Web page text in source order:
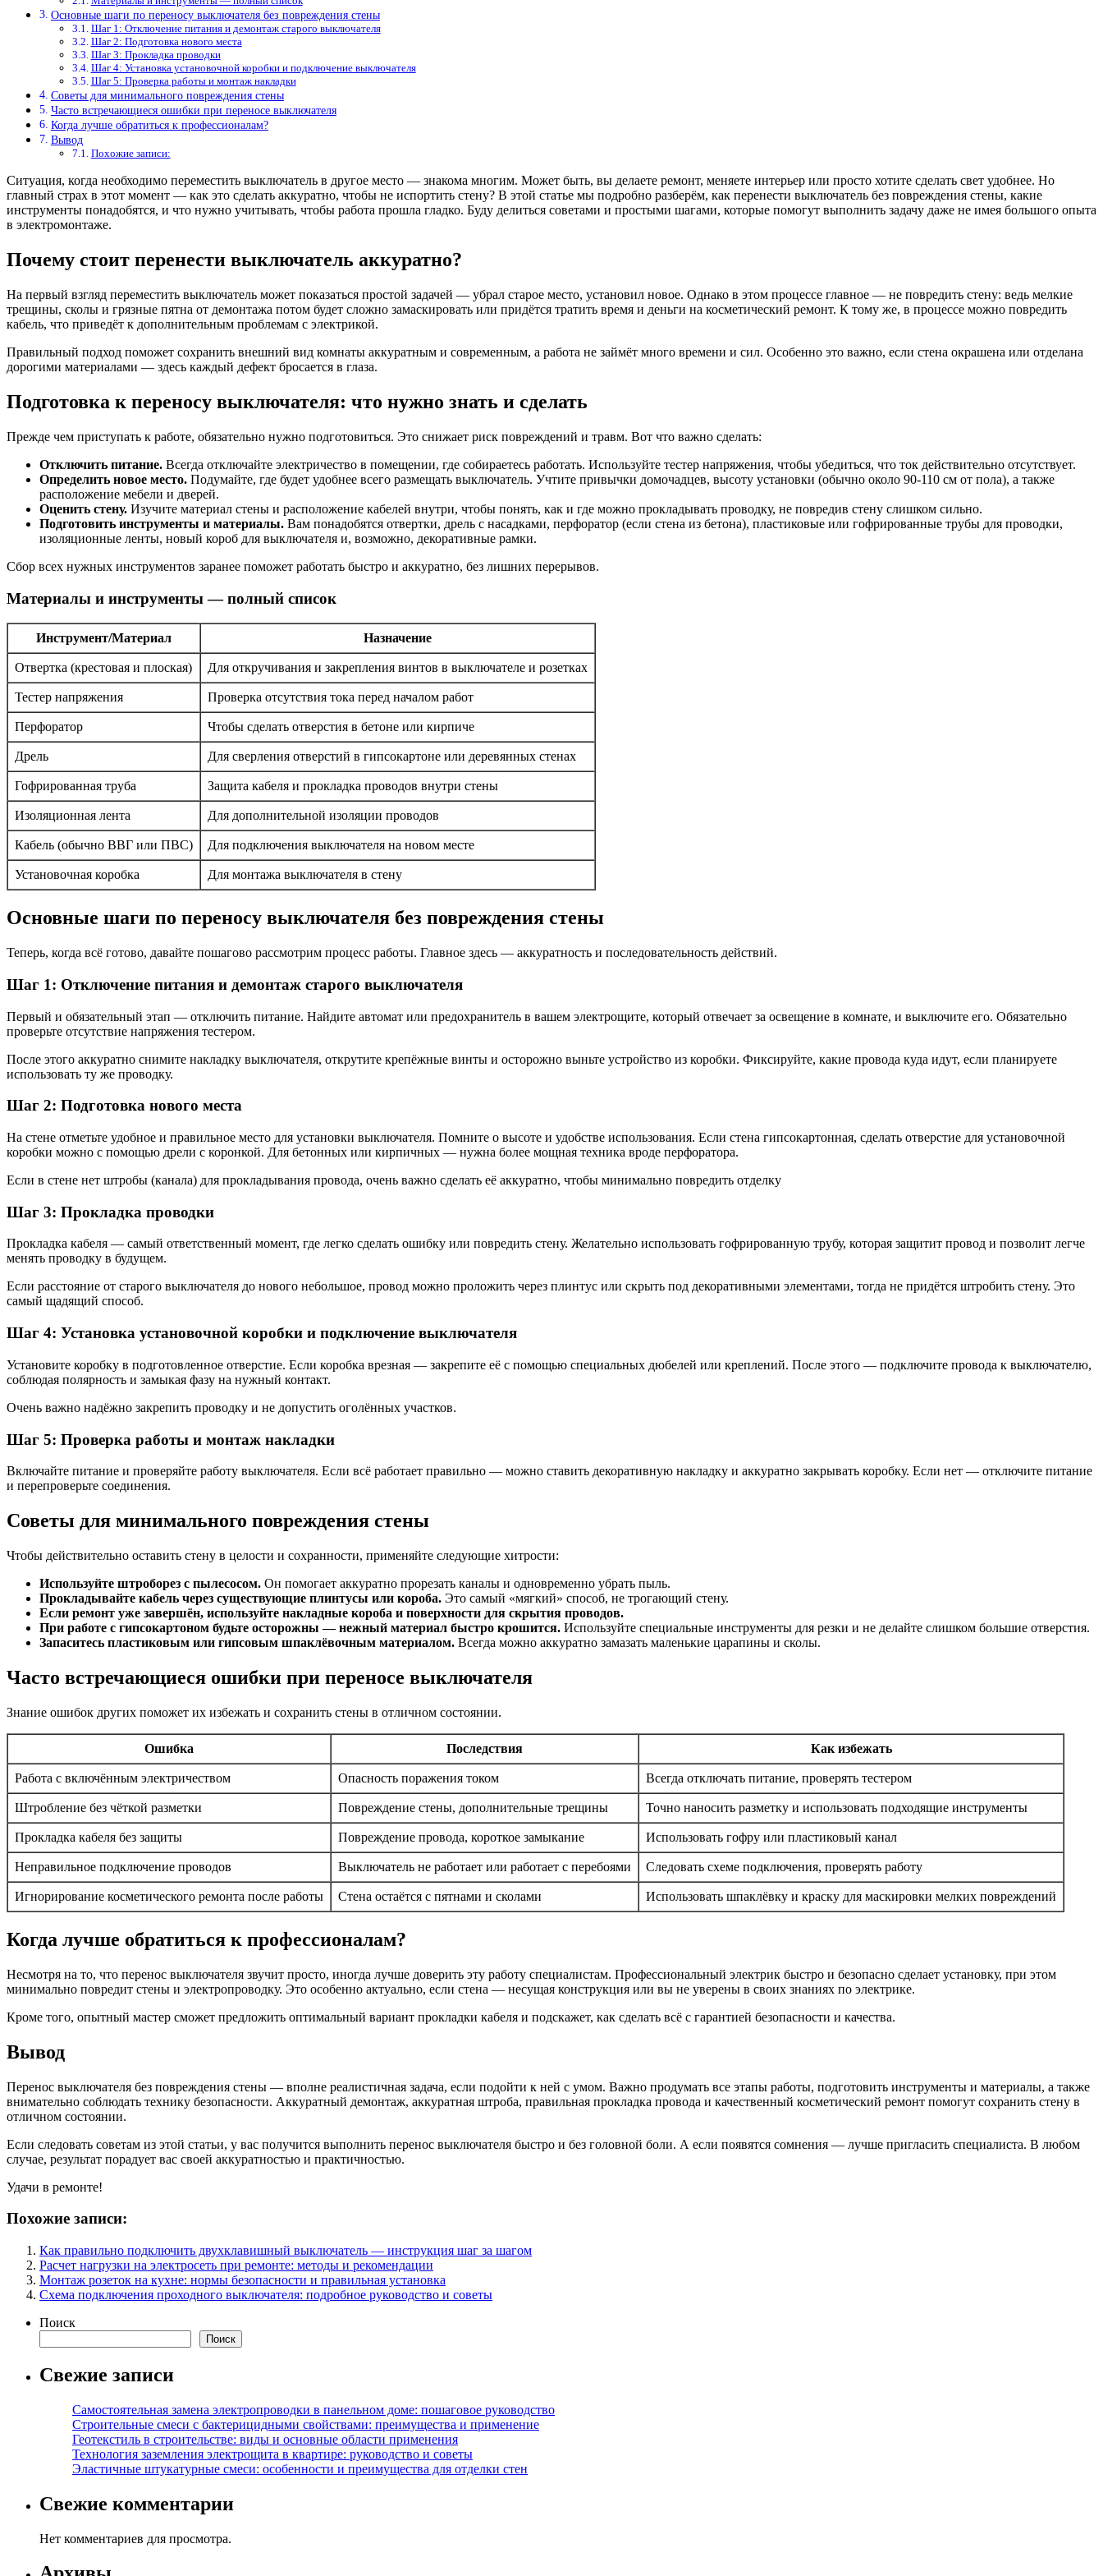
Основные шаги по переносу выключателя без повреждения стены
Шаг 1: Отключение питания и демонтаж старого выключателя
Шаг 2: Подготовка нового места
Шаг 3: Прокладка проводки
Шаг 4: Установка установочной коробки и подключение выключателя
Шаг 5: Проверка работы и монтаж накладки
Советы для минимального повреждения стены
Часто встречающиеся ошибки при переносе выключателя
Когда лучше обратиться к профессионалам?
Вывод
Похожие записи:
Ситуация, когда необходимо переместить выключатель в другое место — знакома многим. Может быть, вы делаете ремонт, меняете интерьер или просто хотите сделать свет удобнее. Но
главный страх в этот момент — как это сделать аккуратно, чтобы не испортить стену? В этой статье мы подробно разберём, как перенести выключатель без повреждения стены, какие
инструменты понадобятся, и что нужно учитывать, чтобы работа прошла гладко. Буду делиться советами и простыми шагами, которые помогут выполнить задачу даже не имея большого опыта
в электромонтаже.
Почему стоит перенести выключатель аккуратно?
На первый взгляд переместить выключатель может показаться простой задачей — убрал старое место, установил новое. Однако в этом процессе главное — не повредить стену: ведь мелкие
трещины, сколы и грязные пятна от демонтажа потом будет сложно замаскировать или придётся тратить время и деньги на косметический ремонт. К тому же, в процессе можно повредить
кабель, что приведёт к дополнительным проблемам с электрикой.
Правильный подход поможет сохранить внешний вид комнаты аккуратным и современным, а работа не займёт много времени и сил. Особенно это важно, если стена окрашена или отделана
дорогими материалами — здесь каждый дефект бросается в глаза.
Подготовка к переносу выключателя: что нужно знать и сделать
Прежде чем приступать к работе, обязательно нужно подготовиться. Это снижает риск повреждений и травм. Вот что важно сделать:
Отключить питание. Всегда отключайте электричество в помещении, где собираетесь работать. Используйте тестер напряжения, чтобы убедиться, что ток действительно отсутствует.
Определить новое место. Подумайте, где будет удобнее всего размещать выключатель. Учтите привычки домочадцев, высоту установки (обычно около 90-110 см от пола), а также
расположение мебели и дверей.
Оценить стену. Изучите материал стены и расположение кабелей внутри, чтобы понять, как и где можно прокладывать проводку, не повредив стену слишком сильно.
Подготовить инструменты и материалы. Вам понадобятся отвертки, дрель с насадками, перфоратор (если стена из бетона), пластиковые или гофрированные трубы для проводки,
изоляционные ленты, новый короб для выключателя и, возможно, декоративные рамки.
Сбор всех нужных инструментов заранее поможет работать быстро и аккуратно, без лишних перерывов.
Материалы и инструменты — полный список
Инструмент/Материал Назначение
Отвертка (крестовая и плоская) Для откручивания и закрепления винтов в выключателе и розетках
Тестер напряжения Проверка отсутствия тока перед началом работ
Перфоратор Чтобы сделать отверстия в бетоне или кирпиче
Дрель Для сверления отверстий в гипсокартоне или деревянных стенах
Гофрированная труба Защита кабеля и прокладка проводов внутри стены
Изоляционная лента Для дополнительной изоляции проводов
Кабель (обычно ВВГ или ПВС) Для подключения выключателя на новом месте
Установочная коробка Для монтажа выключателя в стену
Основные шаги по переносу выключателя без повреждения стены
Теперь, когда всё готово, давайте пошагово рассмотрим процесс работы. Главное здесь — аккуратность и последовательность действий.
Шаг 1: Отключение питания и демонтаж старого выключателя
Первый и обязательный этап — отключить питание. Найдите автомат или предохранитель в вашем электрощите, который отвечает за освещение в комнате, и выключите его. Обязательно
проверьте отсутствие напряжения тестером.
После этого аккуратно снимите накладку выключателя, открутите крепёжные винты и осторожно выньте устройство из коробки. Фиксируйте, какие провода куда идут, если планируете
использовать ту же проводку.
Шаг 2: Подготовка нового места
На стене отметьте удобное и правильное место для установки выключателя. Помните о высоте и удобстве использования. Если стена гипсокартонная, сделать отверстие для установочной
коробки можно с помощью дрели с коронкой. Для бетонных или кирпичных — нужна более мощная техника вроде перфоратора.
Если в стене нет штробы (канала) для прокладывания провода, очень важно сделать её аккуратно, чтобы минимально повредить отделку
Шаг 3: Прокладка проводки
Прокладка кабеля — самый ответственный момент, где легко сделать ошибку или повредить стену. Желательно использовать гофрированную трубу, которая защитит провод и позволит легче
менять проводку в будущем.
Если расстояние от старого выключателя до нового небольшое, провод можно проложить через плинтус или скрыть под декоративными элементами, тогда не придётся штробить стену. Это
самый щадящий способ.
Шаг 4: Установка установочной коробки и подключение выключателя
Установите коробку в подготовленное отверстие. Если коробка врезная — закрепите её с помощью специальных дюбелей или креплений. После этого — подключите провода к выключателю,
соблюдая полярность и замыкая фазу на нужный контакт.
Очень важно надёжно закрепить проводку и не допустить оголённых участков.
Шаг 5: Проверка работы и монтаж накладки
Включайте питание и проверяйте работу выключателя. Если всё работает правильно — можно ставить декоративную накладку и аккуратно закрывать коробку. Если нет — отключите питание
и перепроверьте соединения.
Советы для минимального повреждения стены
Чтобы действительно оставить стену в целости и сохранности, применяйте следующие хитрости:
Используйте штроборез с пылесосом. Он помогает аккуратно прорезать каналы и одновременно убрать пыль.
Прокладывайте кабель через существующие плинтусы или короба. Это самый «мягкий» способ, не трогающий стену.
Если ремонт уже завершён, используйте накладные короба и поверхности для скрытия проводов.
При работе с гипсокартоном будьте осторожны — нежный материал быстро крошится. Используйте специальные инструменты для резки и не делайте слишком большие отверстия.
Запаситесь пластиковым или гипсовым шпаклёвочным материалом. Всегда можно аккуратно замазать маленькие царапины и сколы.
Часто встречающиеся ошибки при переносе выключателя
Знание ошибок других поможет их избежать и сохранить стены в отличном состоянии.
Ошибка Последствия Как избежать
Работа с включённым электричеством Опасность поражения током Всегда отключать питание, проверять тестером
Штробление без чёткой разметки Повреждение стены, дополнительные трещины Точно наносить разметку и использовать подходящие инструменты
Прокладка кабеля без защиты Повреждение провода, короткое замыкание Использовать гофру или пластиковый канал
Неправильное подключение проводов Выключатель не работает или работает с перебоями Следовать схеме подключения, проверять работу
Игнорирование косметического ремонта после работы Стена остаётся с пятнами и сколами Использовать шпаклёвку и краску для маскировки мелких повреждений
Когда лучше обратиться к профессионалам?
Несмотря на то, что перенос выключателя звучит просто, иногда лучше доверить эту работу специалистам. Профессиональный электрик быстро и безопасно сделает установку, при этом
минимально повредит стены и электропроводку. Это особенно актуально, если стена — несущая конструкция или вы не уверены в своих знаниях по электрике.
Кроме того, опытный мастер сможет предложить оптимальный вариант прокладки кабеля и подскажет, как сделать всё с гарантией безопасности и качества.
Вывод
Перенос выключателя без повреждения стены — вполне реалистичная задача, если подойти к ней с умом. Важно продумать все этапы работы, подготовить инструменты и материалы, а также
внимательно соблюдать технику безопасности. Аккуратный демонтаж, аккуратная штроба, правильная прокладка провода и качественный косметический ремонт помогут сохранить стену в
отличном состоянии.
Если следовать советам из этой статьи, у вас получится выполнить перенос выключателя быстро и без головной боли. А если появятся сомнения — лучше пригласить специалиста. В любом
случае, результат порадует вас своей аккуратностью и практичностью.
Удачи в ремонте!
Похожие записи:
Как правильно подключить двухклавишный выключатель — инструкция шаг за шагом
Расчет нагрузки на электросеть при ремонте: методы и рекомендации
Монтаж розеток на кухне: нормы безопасности и правильная установка
Схема подключения проходного выключателя: подробное руководство и советы
Поиск
Поиск
Свежие записи
Самостоятельная замена электропроводки в панельном доме: пошаговое руководство
Строительные смеси с бактерицидными свойствами: преимущества и применение
Геотекстиль в строительстве: виды и основные области применения
Технология заземления электрощита в квартире: руководство и советы
Эластичные штукатурные смеси: особенности и преимущества для отделки стен
Свежие комментарии
Нет комментариев для просмотра.